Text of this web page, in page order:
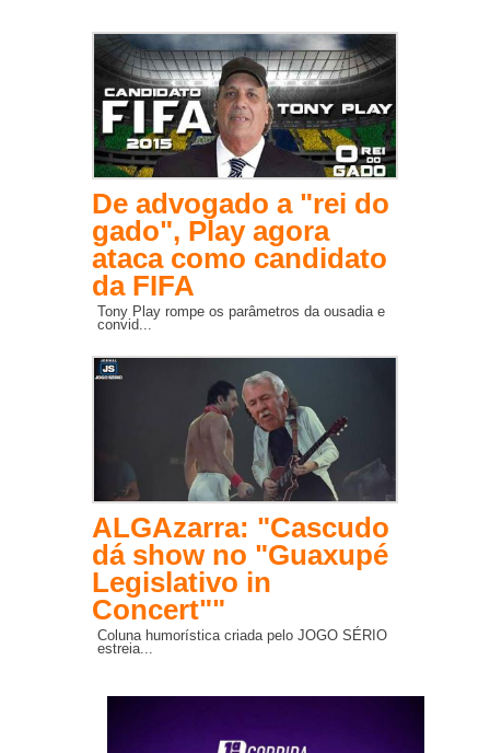
De advogado a "rei do
gado", Play agora
ataca como candidato
da FIFA
Tony Play rompe os parâmetros da ousadia e
convid...
ALGAzarra: "Cascudo
dá show no "Guaxupé
Legislativo in
Concert""
Coluna humorística criada pelo JOGO SÉRIO
estreia...